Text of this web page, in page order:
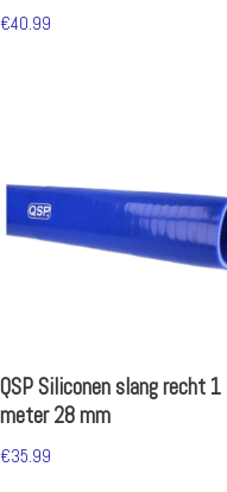
€40.99
QSP Siliconen slang recht 1
meter 28 mm
€35.99